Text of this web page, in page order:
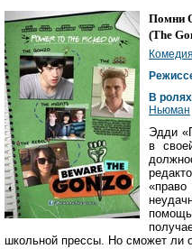
Помни
(The
Комедия
В ролях
Ньюман
Эдди
в
школьной прессы. Но сможет ли